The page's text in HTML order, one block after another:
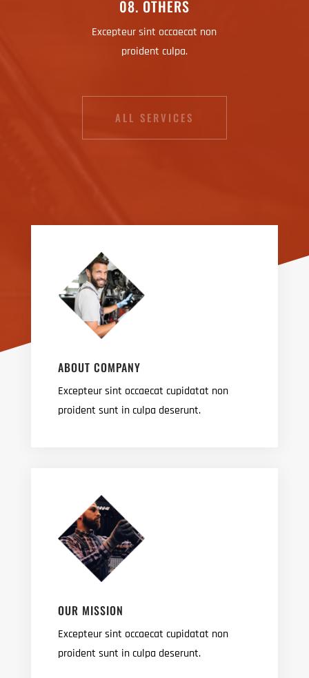
08. OTHERS
Excepteur sint occaecat non
proident culpa.
ALL SERVICES
ABOUT COMPANY
Excepteur sint occaecat cupidatat non
proident sunt in culpa deserunt.
OUR MISSION
Excepteur sint occaecat cupidatat non
proident sunt in culpa deserunt.